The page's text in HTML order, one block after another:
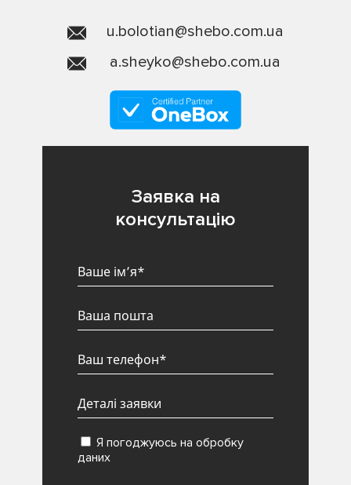
u.bolotian@shebo.com.ua
a.sheyko@shebo.com.ua
Заявка на
консультацію
Я погоджуюсь на обробку
даних